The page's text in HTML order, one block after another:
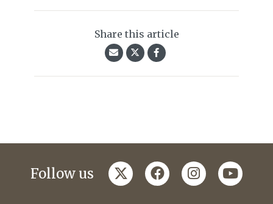
Share this article
Follow us twitterfacebookinstagramyoutube